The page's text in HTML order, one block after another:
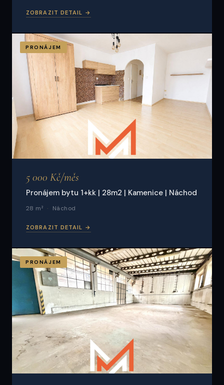
ZOBRAZIT DETAIL →
PRONÁJEM
5 000 Kč/měs
Pronájem bytu 1+kk | 28m2 | Kamenice | Náchod
28 m² Náchod
ZOBRAZIT DETAIL →
PRONÁJEM